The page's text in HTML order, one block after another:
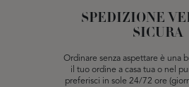
SPEDIZIONE
SICURA
Ordinare senza aspettare è una
il tuo ordine a casa tua o nel
preferisci in sole 24/72 ore